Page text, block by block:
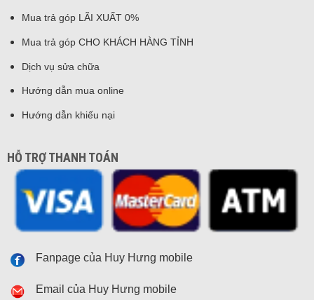
Mua trả góp LÃI XUẤT 0%
Mua trả góp CHO KHÁCH HÀNG TỈNH
Dịch vụ sửa chữa
Hướng dẫn mua online
Hướng dẫn khiếu nại
HỖ TRỢ THANH TOÁN
Fanpage của Huy Hưng mobile
Email của Huy Hưng mobile